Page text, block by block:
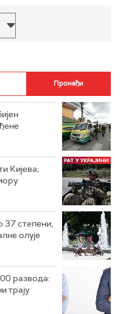
Кијева;
37 степени,
олује
развода:
трају